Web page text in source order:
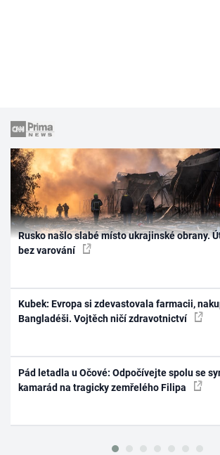
Rusko našlo slabé místo ukrajinské obrany.
bez varování
Kubek: Evropa si zdevastovala farmacii,
Bangladéši. Vojtěch ničí zdravotnictví
Pád letadla u Očové: Odpočívejte spolu se
kamarád na tragicky zemřelého Filipa